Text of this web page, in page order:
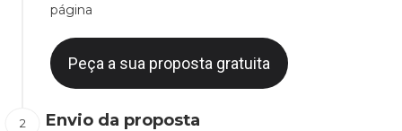
página
Peça a sua proposta gratuita
Envio da proposta